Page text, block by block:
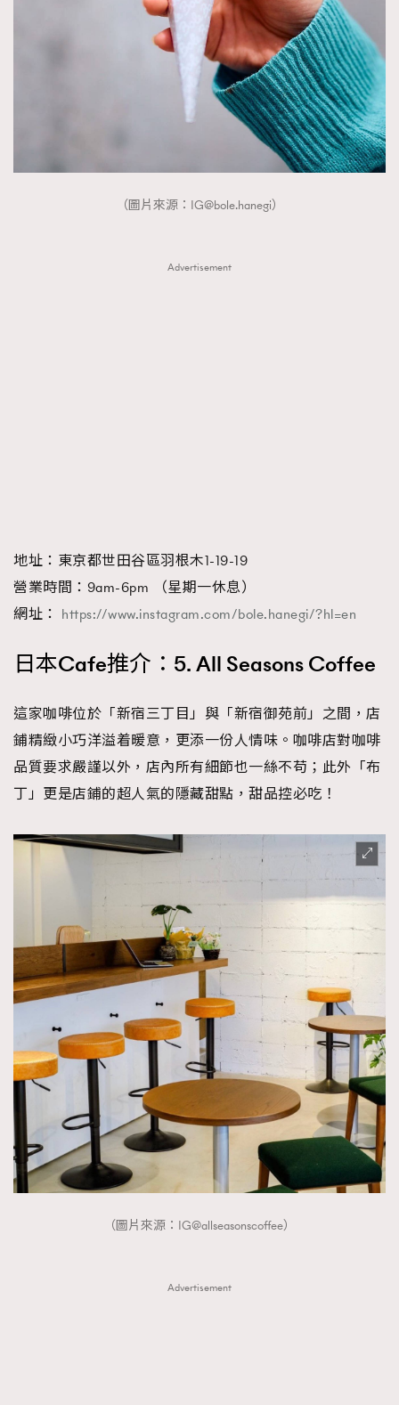
（圖片來源： IG@bole.hanegi）
Advertisement
地址：東京都世田谷區羽根木1-19-19
營業時間：9am-6pm （星期一休息）
網址： https://www.instagram.com/bole.hanegi/?hl=en
日本Cafe推介：5. All Seasons Coffee
這家咖啡位於「新宿三丁目」與「新宿御苑前」之間，店
鋪精緻小巧洋溢着暖意，更添一份人情味。咖啡店對咖啡
品質要求嚴謹以外，店內所有細節也一絲不苟；此外「布
丁」更是店鋪的超人氣的隱藏甜點，甜品控必吃！
（圖片來源：IG@allseasonscoffee）
Advertisement